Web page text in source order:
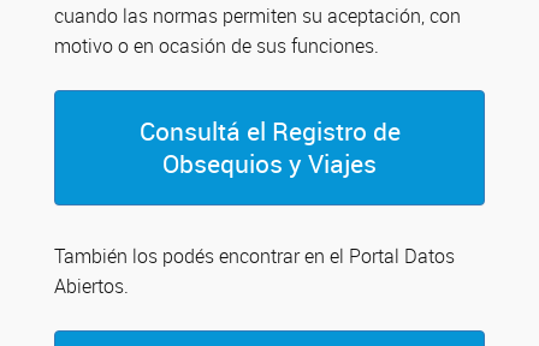
cuando las normas permiten su aceptación, con
motivo o en ocasión de sus funciones.
Consultá el Registro de
Obsequios y Viajes
También los podés encontrar en el Portal Datos
Abiertos.